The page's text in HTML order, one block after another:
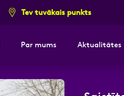
Tev tuvākais punkts
Par mums Aktualitātes